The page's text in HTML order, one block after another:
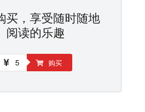
买，享受随时随地
阅读的乐趣
5 购买